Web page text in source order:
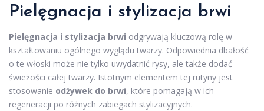
Pielęgnacja i stylizacja brwi
Pielęgnacja i stylizacja brwi odgrywają kluczową rolę w
kształtowaniu ogólnego wyglądu twarzy. Odpowiednia dbałość
o te włoski może nie tylko uwydatnić rysy, ale także dodać
świeżości całej twarzy. Istotnym elementem tej rutyny jest
stosowanie odżywek do brwi, które pomagają w ich
regeneracji po różnych zabiegach stylizacyjnych.